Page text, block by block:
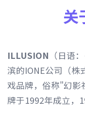
关
ILLUSION （日语
滨的IONE公司（株
戏品牌，俗称"幻
牌于1992年成立，